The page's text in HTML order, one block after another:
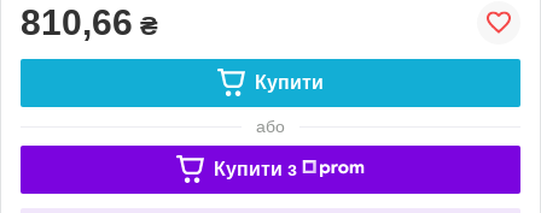
810,66 ₴
Купити
або
Купити з